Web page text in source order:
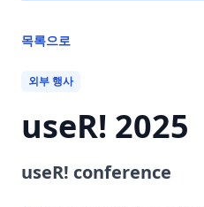
목록으로
외부 행사
useR! 2025
useR! conference